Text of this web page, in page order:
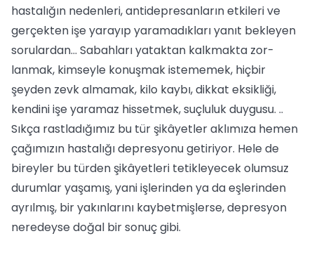
hastalığın nedenleri, antidepresanların etkileri ve
gerçekten işe yarayıp yaramadıkları yanıt bekleyen
sorulardan… Sabahları yataktan kalkmakta zor­
lanmak, kimseyle konuşmak iste­memek, hiçbir
şeyden zevk almamak, kilo kaybı, dikkat eksikliği,
kendini işe yaramaz hissetmek, suçluluk duygu­su. ..
Sıkça rastladığımız bu tür şikâyetler aklımıza hemen
çağımızın hastalığı dep­resyonu getiriyor. Hele de
bireyler bu tür­den şikâyetleri tetikleyecek olumsuz
du­rumlar yaşamış, yani işlerinden ya da eş­lerinden
ayrılmış, bir yakınlarını kaybetmişlerse, depresyon
neredeyse doğal bir sonuç gibi.